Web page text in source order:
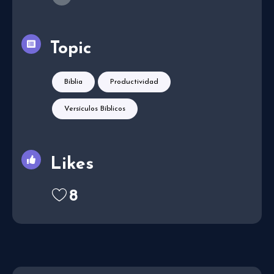
Topic
Biblia Productividad
Versículos Bíblicos
Likes
8